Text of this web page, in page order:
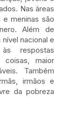
Nas áreas
meninas são
Além de
nacional e
respostas
coisas, maior
Também
irmãos e
da pobreza